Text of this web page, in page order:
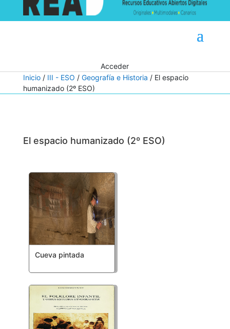
Acceder
Inicio/ III - ESO / Geografía e Historia / El espacio
humanizado (2º ESO)
El espacio humanizado (2º ESO)
Cueva pintada